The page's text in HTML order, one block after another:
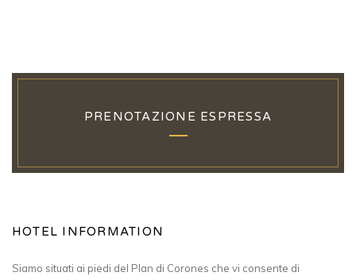
PRENOTAZIONE ESPRESSA
HOTEL INFORMATION
Siamo situati ai piedi del Plan di Corones che vi consente di